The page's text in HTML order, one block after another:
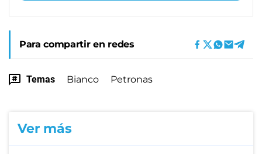
Para compartir en redes
Temas Bianco Petronas
Ver más